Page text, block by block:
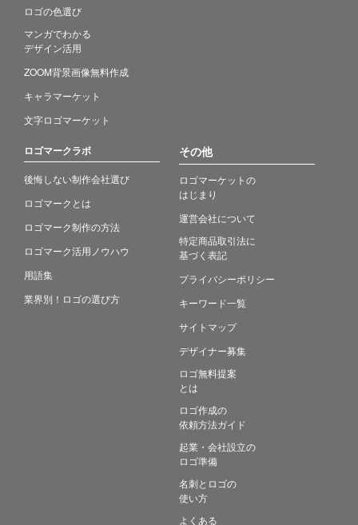
ロゴの色選び
マンガでわかる
デザイン活用
ZOOM背景画像無料作成
キャラマーケット
文字ロゴマーケット
ロゴマークラボ
後悔しない制作会社選び
ロゴマークとは
ロゴマーク制作の方法
ロゴマーク活用ノウハウ
用語集
業界別！ロゴの選び方
その他
ロゴマーケットの
はじまり
運営会社について
特定商品取引法に
基づく表記
プライバシーポリシー
キーワード一覧
サイトマップ
デザイナー募集
ロゴ無料提案
とは
ロゴ作成の
依頼方法ガイド
起業・会社設立の
ロゴ準備
名刺とロゴの
使い方
よくある